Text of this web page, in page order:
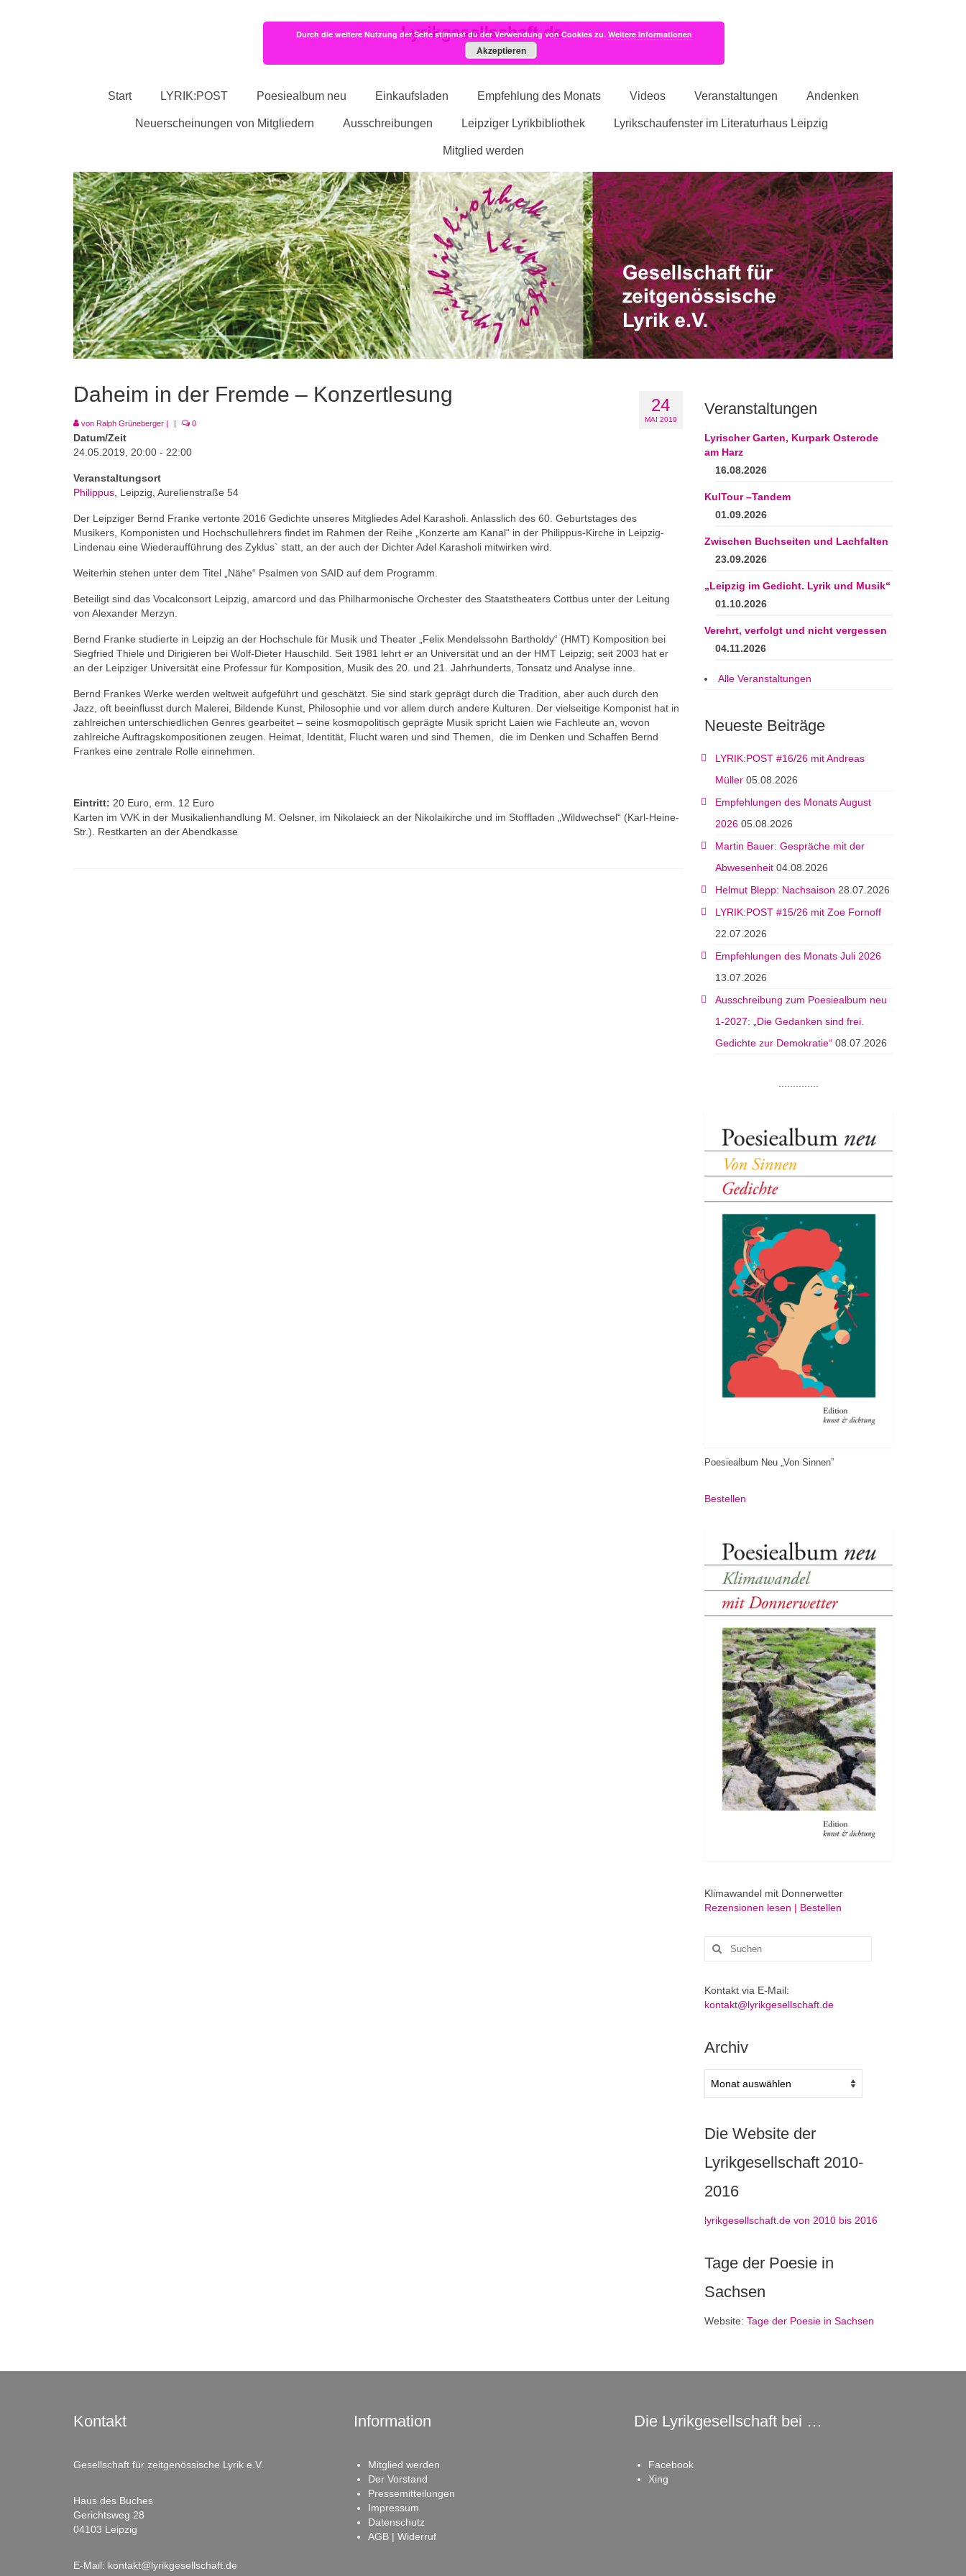
Start LYRIK:POST Poesiealbum neu Einkaufsladen Empfehlung des Monats Videos Veranstaltungen Andenken
Neuerscheinungen von Mitgliedern Ausschreibungen Leipziger Lyrikbibliothek Lyrikschaufenster im Literaturhaus Leipzig
Mitglied werden
24
MAI 2019
Daheim in der Fremde – Konzertlesung
von Ralph Grüneberger | | 0
Datum/Zeit
24.05.2019, 20:00 - 22:00
Veranstaltungsort
Philippus , Leipzig, Aurelienstraße 54
Der Leipziger Bernd Franke vertonte 2016 Gedichte unseres Mitgliedes Adel Karasholi. Anlasslich des 60. Geburtstages des
Musikers, Komponisten und Hochschullehrers findet im Rahmen der Reihe „Konzerte am Kanal“ in der Philippus-Kirche in Leipzig-
Lindenau eine Wiederaufführung des Zyklus` statt, an der auch der Dichter Adel Karasholi mitwirken wird.
Weiterhin stehen unter dem Titel „Nähe“ Psalmen von SAID auf dem Programm.
Beteiligt sind das Vocalconsort Leipzig, amarcord und das Philharmonische Orchester des Staatstheaters Cottbus unter der Leitung
von Alexander Merzyn.
Bernd Franke studierte in Leipzig an der Hochschule für Musik und Theater „Felix Mendelssohn Bartholdy“ (HMT) Komposition bei
Siegfried Thiele und Dirigieren bei Wolf-Dieter Hauschild. Seit 1981 lehrt er an Universität und an der HMT Leipzig; seit 2003 hat er
an der Leipziger Universität eine Professur für Komposition, Musik des 20. und 21. Jahrhunderts, Tonsatz und Analyse inne.
Bernd Frankes Werke werden weltweit aufgeführt und geschätzt. Sie sind stark geprägt durch die Tradition, aber auch durch den
Jazz, oft beeinflusst durch Malerei, Bildende Kunst, Philosophie und vor allem durch andere Kulturen. Der vielseitige Komponist hat in
zahlreichen unterschiedlichen Genres gearbeitet – seine kosmopolitisch geprägte Musik spricht Laien wie Fachleute an, wovon
zahlreiche Auftragskompositionen zeugen. Heimat, Identität, Flucht waren und sind Themen, die im Denken und Schaffen Bernd
Frankes eine zentrale Rolle einnehmen.
Eintritt: 20 Euro, erm. 12 Euro
Karten im VVK in der Musikalienhandlung M. Oelsner, im Nikolaieck an der Nikolaikirche und im Stoffladen „Wildwechsel“ (Karl-Heine-
Str.). Restkarten an der Abendkasse
Veranstaltungen
Lyrischer Garten, Kurpark Osterode
am Harz
16.08.2026
KulTour –Tandem
01.09.2026
Zwischen Buchseiten und Lachfalten
23.09.2026
„Leipzig im Gedicht. Lyrik und Musik“
01.10.2026
Verehrt, verfolgt und nicht vergessen
04.11.2026
Alle Veranstaltungen
Neueste Beiträge
LYRIK:POST #16/26 mit Andreas
Müller 05.08.2026
Empfehlungen des Monats August
2026 05.08.2026
Martin Bauer: Gespräche mit der
Abwesenheit 04.08.2026
Helmut Blepp: Nachsaison 28.07.2026
LYRIK:POST #15/26 mit Zoe Fornoff
22.07.2026
Empfehlungen des Monats Juli 2026
13.07.2026
Ausschreibung zum Poesiealbum neu
1-2027: „Die Gedanken sind frei.
Gedichte zur Demokratie“ 08.07.2026
Poesiealbum Neu „Von Sinnen”
Bestellen
Klimawandel mit Donnerwetter
Rezensionen lesen | Bestellen
Suchen
nach:
Kontakt via E-Mail:
kontakt@lyrikgesellschaft.de
Archiv
Die Website der
Lyrikgesellschaft 2010-
2016
lyrikgesellschaft.de von 2010 bis 2016
Tage der Poesie in
Sachsen
Website: Tage der Poesie in Sachsen
Kontakt
Gesellschaft für zeitgenössische Lyrik e.V.
Haus des Buches
Gerichtsweg 28
04103 Leipzig
E-Mail: kontakt@lyrikgesellschaft.de
Information
Mitglied werden
Der Vorstand
Pressemitteilungen
Impressum
Datenschutz
AGB | Widerruf
Die Lyrikgesellschaft bei …
Facebook
Xing
Durch die weitere Nutzung der Seite stimmst du der Verwendung von Cookies zu. Weitere Informationen
Akzeptieren